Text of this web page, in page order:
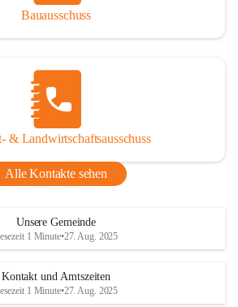
Bauausschuss
& Landwirtschaftsausschuss
Alle Kontakte sehen
Unsere Gemeinde
1 Minute•27. Aug. 2025
Kontakt und Amtszeiten
1 Minute•27. Aug. 2025